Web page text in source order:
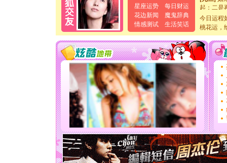
星座运势
每日财运
花边新闻
魔鬼辞典
情感测试
生活笑话
起；二是
[元旦]当
泣，这痛
[春节]风
颜！冬
道一声
[春节]
传
片叶子
送你一
[圣诞节]
你太多
要平安
[圣诞节]
能正大光
天都要快
[圣诞节]
如意,快
今日运程
桃花运，